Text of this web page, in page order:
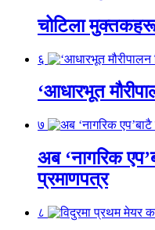
चोटिला
६
‘आधारभूत
७
अब ‘नागरिक
प्रमाणपत्र
८